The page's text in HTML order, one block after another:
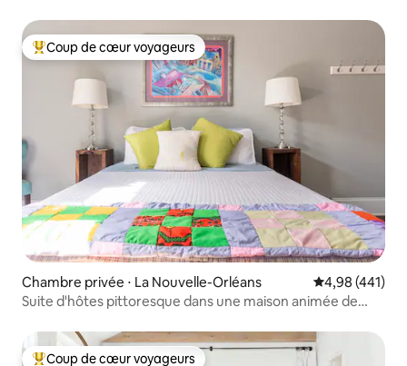
Coups de cœur voyageurs les plus appréciés
Coup de cœur voyageurs
Chambre privée ⋅ La Nouvelle-Orléans Évaluation
4,98 (441)
Suite d'hôtes pittoresque dans une maison animée de
Coup de cœur voyageurs